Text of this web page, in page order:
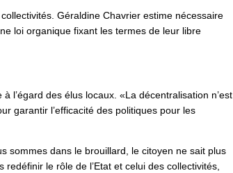
Géraldine Chavrier estime nécessaire
loi organique fixant les termes de leur libre
l’égard des élus locaux. «La décentralisation n’est
garantir l’efficacité des politiques pour les
sommes dans le brouillard, le citoyen ne sait plus
le rôle de l’Etat et celui des collectivités,